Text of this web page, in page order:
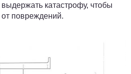
катастрофу, чтобы
повреждений.